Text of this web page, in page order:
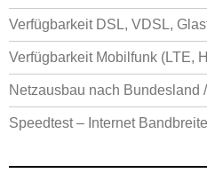
Verfügbarkeit DSL, VDSL,
Verfügbarkeit Mobilfunk (LTE,
Netzausbau nach Bundesland
Speedtest – Internet